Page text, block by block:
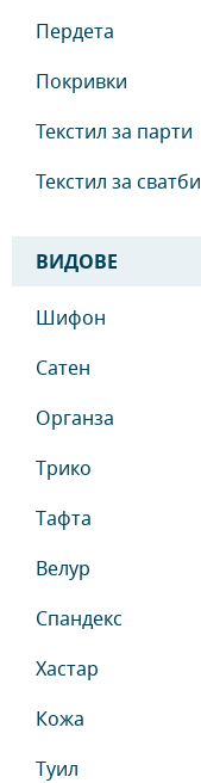
Пердета
Покривки
Текстил за парти
Текстил за сватби
ВИДОВЕ
Шифон
Сатен
Органза
Трико
Тафта
Велур
Спандекс
Хастар
Кожа
Туил